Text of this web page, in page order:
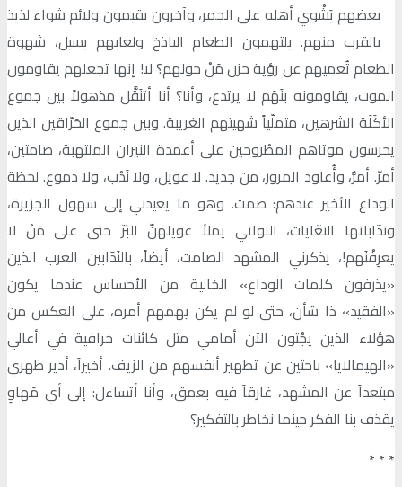
بعضهم يَشْوي أهله على الجمر، وآخرون يقيمون ولائم شواء لذيذ
بالقرب منهم. يلتهمون الطعام الباذخ ولعابهم يسيل، شهوة
الطعام تُعميهم عن رؤية حزن مَنْ حولهم؟ لا! إنها تجعلهم يقاومون
الموت، يقاومونه بنَهَم لا يرتدع، وأنا؟ أنا أتنَقَّل مذهولاً بين جموع
الأكَلَة الشرهين، متملّياً شهيتهم الغريبة. وبين جموع الحَرّاقين الذين
يحرسون موتاهم المطْروحين على أعمدة النيران الملتهبة، صامتين،
أمرّ. أمرُّ، وأُعاود المرور، من جديد. لا عويل، ولا نَدْب، ولا دموع. لحظة
الوداع الأخير عندهم: صمت. وهو ما يعيدني إلى سهول الجزيرة،
وندّاباتها النعّايات، اللواتي يملأ عويلهنّ البَرّ حتى على مَنْ لا
يعرِفْنَهم!، يذكرني المشهد الصامت، أيضاً، بالنَدّابين العرب الذين
«يذرفون كلمات الوداع» الخالية من الأحساس عندما يكون
«الفقيد» ذا شأن، حتى لو لم يكن يهمهم أمره، على العكس من
هؤلاء الذين يجْثون الآن أمامي مثل كائنات خرافية في أعالي
«الهيمالايا» باحثين عن تطهير أنفسهم من الزيف. أخيراً، أدير ظهري
مبتعداً عن المشهد، غارقاً فيه بعمق، وأنا أتساءل: إلى أي مَهاوٍ
يقذف بنا الفكر حينما نخاطر بالتفكير؟
٭ ٭ ٭